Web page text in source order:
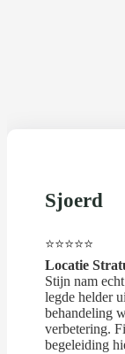
Sjoerd
⭐⭐⭐⭐⭐
Locatie
Stijn nam
legde helder
behandeling
verbetering.
begeleiding